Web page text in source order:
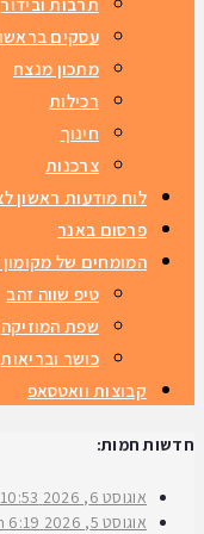
עסקים
מתכון מנצח
רכילות
חינוך
צרכנות
לוח מודעות ראשון
פרסום באנר
המומחים של מקומון
טיפ שווה זהב
שפת המוזיקה
כושר ובריאות
קבוצות וואטסאפ
חדשות חמות:
אוגוסט 6, 2026 10:53 am
אוגוסט 5, 2026
6:19 pm